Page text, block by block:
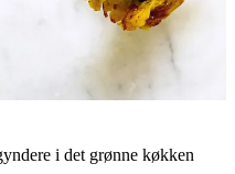
i det grønne køkken